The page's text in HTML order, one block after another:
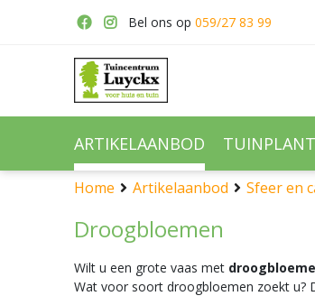
Home Artikelaanbod Sfeer en
Bel ons op 059/27 83 99
ARTIKELAANBOD
Droogbloemen
Wilt u een grote vaas met
Wat voor soort droogbloemen zoekt u?